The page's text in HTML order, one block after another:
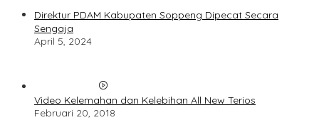
Direktur PDAM Kabupaten Soppeng Dipecat Secara
Sengaja
April 5, 2024
Video Kelemahan dan Kelebihan All New Terios
Februari 20, 2018